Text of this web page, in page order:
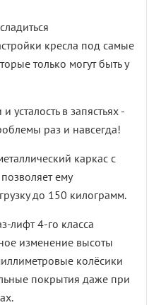
кресла под самые
только могут быть у
усталость в запястьях -
раз и навсегда!
каркас с
ему
до 150 килограмм.
лифт 4-го класса
изменение высоты
колёсики
покрытия даже при